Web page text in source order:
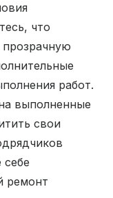
что
прозрачную
работ.
выполненные
свои
себе
ремонт